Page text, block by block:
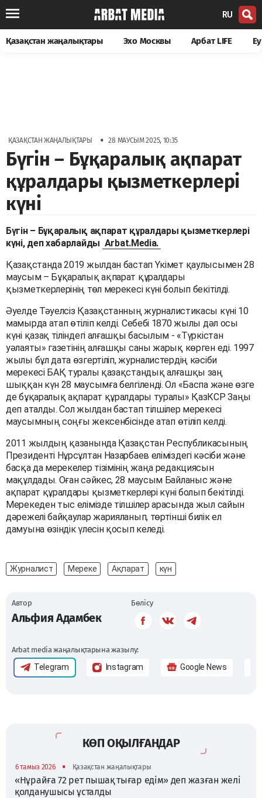
RU
Қазақстан жаңалықтары Эхо Москвы Арбат LIFE
ҚАЗАҚСТАН ЖАҢАЛЫҚТАРЫ • 28 МАУСЫМ 2025, 10:35
Бүгін – Бұқаралық ақпарат
құралдары қызметкерлері
күні
Бүгін – Бұқаралық ақпарат құралдары қызметкерлері
күні, деп хабарлайды Arbat.Media.
Қазақстанда 2019 жылдан бастап Үкімет қаулысымен 28
маусым – Бұқаралық ақпарат құралдары
қызметкерлерінің төл мерекесі күні болып бекітілді.
Әуелде Тәуелсіз Қазақстанның журналистикасы күні 10
мамырда атап өтіліп келді. Себебі 1870 жылы дәл осы
күні қазақ тіліндегі алғашқы басылым - «Түркістан
уәлаяты» газетінің алғашқы саны жарық көрген еді. 1997
жылы бұл дата өзгертіліп, журналистердің кәсіби
мерекесі БАҚ туралы қазақстандық алғашқы заң
шыққан күн 28 маусымға белгіленді. Ол «Баспа және өзге
де бұқаралық ақпарат құралдары туралы» ҚазКСР Заңы
деп аталды. Сол жылдан бастап тілшілер мерекесі
маусымның соңғы жексенбісінде атап өтіліп келді.
2011 жылдың қазанында Қазақстан Республикасының
Президенті Нұрсұлтан Назарбаев еліміздегі кәсіби және
басқа да мерекелер тізімінің жаңа редакциясын
мақұлдады. Оған сәйкес, 28 маусым Байланыс және
ақпарат құралдары қызметкерлері күні болып бекітілді.
Мерекеден тыс елімізде тілшілер арасында жыл сайын
дәрежелі байқаулар жарияланып, төртінші билік ел
дамуына өзіндік үлесін қосып келеді.
Журналист Мереке Ақпарат күн
Автор
Альфия Адамбек
Бөлісу
Arbat media жаңалықтарына жазылу:
Telegram Instagram Google News
КӨП ОҚЫЛҒАНДАР
6 тамыз 2026 • Қазақстан жаңалықтары
«Нұрайға 72 рет пышақ тығар едім» деп жазған желі
қолданушысы ұсталды